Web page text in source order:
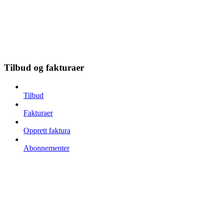
Tilbud og fakturaer
Tilbud
Fakturaer
Opprett faktura
Abonnementer